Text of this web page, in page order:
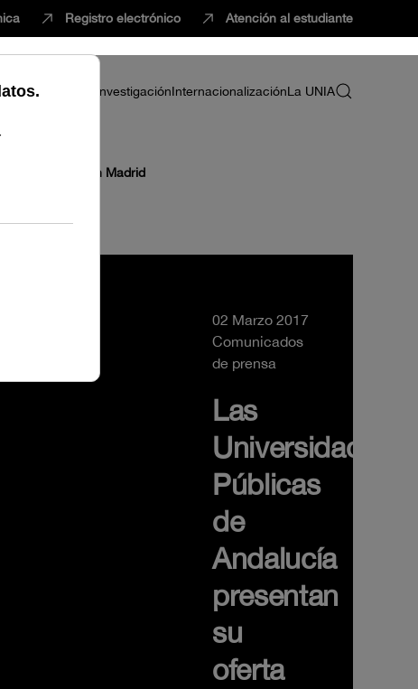
Registro electrónico Atención al estudiante
Profesorado InvestigaciónInternacionalizaciónLa UNIA
Continua en Madrid
02 Marzo 2017
Comunicados
de prensa
Las
Universidades
Públicas
de
Andalucía
presentan
su
oferta